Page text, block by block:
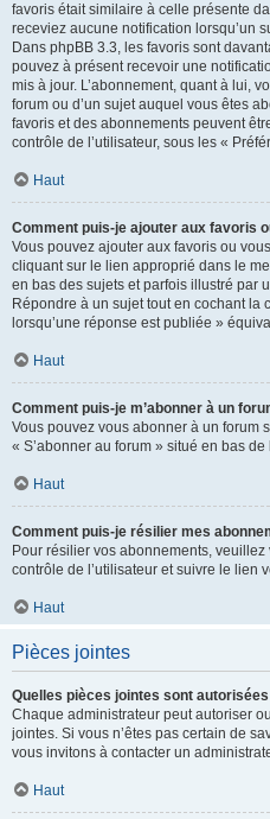
favoris était similaire à celle présente
receviez aucune notification lorsqu’un
Dans phpBB 3.3, les favoris sont
pouvez à présent recevoir une
mis à jour. L’abonnement, quant à lui,
forum ou d’un sujet auquel vous êtes
favoris et des abonnements peuvent
contrôle de l’utilisateur, sous les «
Haut
Comment puis-je ajouter aux favoris
Vous pouvez ajouter aux favoris ou
cliquant sur le lien approprié dans le
en bas des sujets et parfois illustré par
Répondre à un sujet tout en cochant la
lorsqu’une réponse est publiée »
Haut
Comment puis-je m’abonner à un
Vous pouvez vous abonner à un forum
« S’abonner au forum » situé en bas
Haut
Comment puis-je résilier mes
Pour résilier vos abonnements,
contrôle de l’utilisateur et suivre le lien
Haut
Pièces jointes
Quelles pièces jointes sont
Chaque administrateur peut autoriser
jointes. Si vous n’êtes pas certain de
vous invitons à contacter un
Haut